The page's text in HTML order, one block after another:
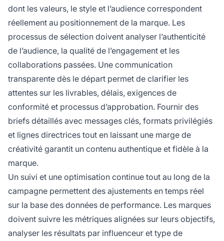
dont les valeurs, le style et l’audience correspondent
réellement au positionnement de la marque. Les
processus de sélection doivent analyser l’authenticité
de l’audience, la qualité de l’engagement et les
collaborations passées. Une communication
transparente dès le départ permet de clarifier les
attentes sur les livrables, délais, exigences de
conformité et processus d’approbation. Fournir des
briefs détaillés avec messages clés, formats privilégiés
et lignes directrices tout en laissant une marge de
créativité garantit un contenu authentique et fidèle à la
marque.
Un suivi et une optimisation continue tout au long de la
campagne permettent des ajustements en temps réel
sur la base des données de performance. Les marques
doivent suivre les métriques alignées sur leurs objectifs,
analyser les résultats par influenceur et type de